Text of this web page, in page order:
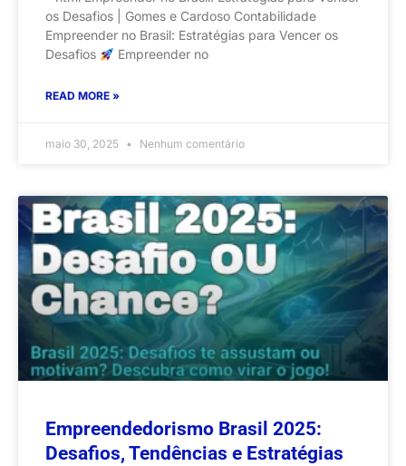
os Desafios | Gomes e Cardoso Contabilidade
Empreender no Brasil: Estratégias para Vencer os
Desafios
Empreender no
READ MORE »
maio 30, 2025 Nenhum comentário
Empreendedorismo Brasil 2025:
Desafios, Tendências e Estratégias